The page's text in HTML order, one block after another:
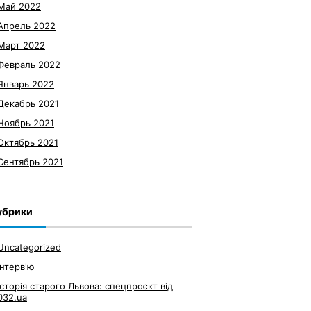
2022
2022
2022
2022
2022
2021
2021
2021
2021
старого Львова: спецпроєкт від